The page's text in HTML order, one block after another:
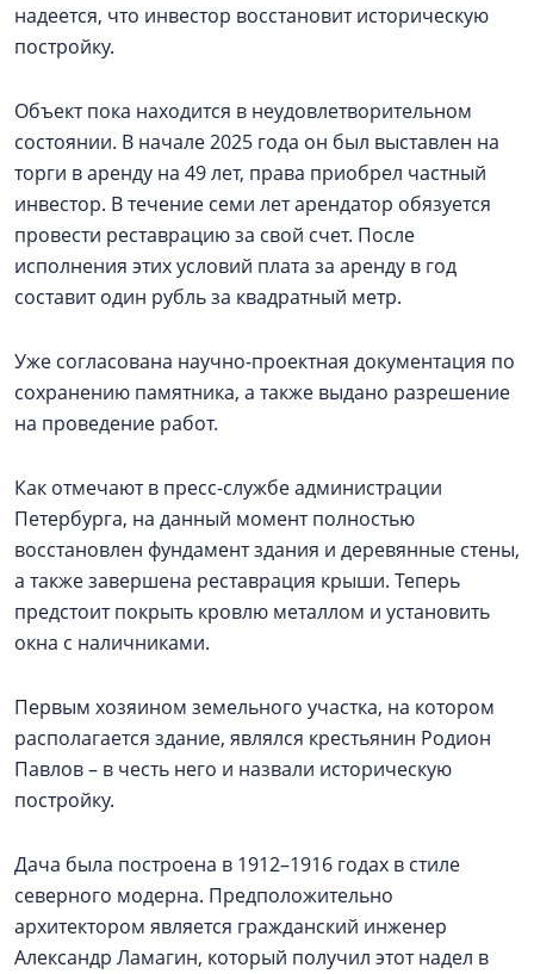
надеется, что инвестор восстановит историческую
постройку.
Объект пока находится в неудовлетворительном
состоянии. В начале 2025 года он был выставлен на
торги в аренду на 49 лет, права приобрел частный
инвестор. В течение семи лет арендатор обязуется
провести реставрацию за свой счет. После
исполнения этих условий плата за аренду в год
составит один рубль за квадратный метр.
Уже согласована научно-проектная документация по
сохранению памятника, а также выдано разрешение
на проведение работ.
Как отмечают в пресс-службе администрации
Петербурга, на данный момент полностью
восстановлен фундамент здания и деревянные стены,
а также завершена реставрация крыши. Теперь
предстоит покрыть кровлю металлом и установить
окна с наличниками.
Первым хозяином земельного участка, на котором
располагается здание, являлся крестьянин Родион
Павлов – в честь него и назвали историческую
постройку.
Дача была построена в 1912–1916 годах в стиле
северного модерна. Предположительно
архитектором является гражданский инженер
Александр Ламагин, который получил этот надел в